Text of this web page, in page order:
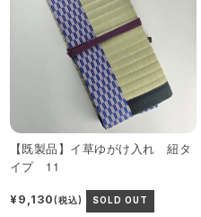
【既製品】イ草ゆがけ入れ 紐タ
イプ 11
¥9,130(税込) SOLD OUT